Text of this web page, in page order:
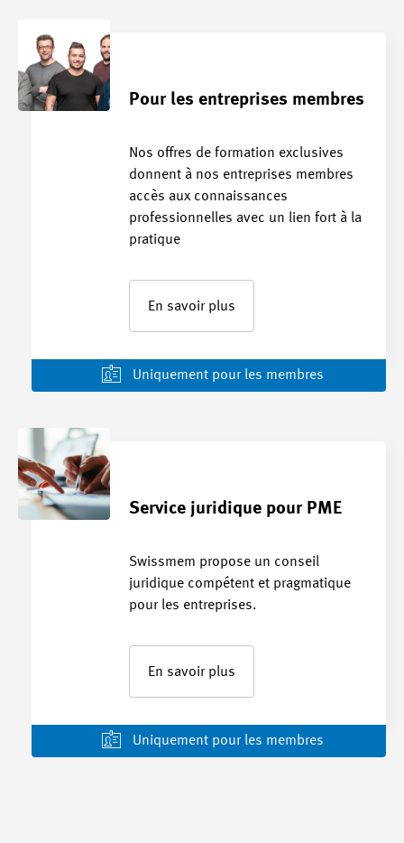
Pour les entreprises membres
Nos offres de formation exclusives
donnent à nos entreprises membres
accès aux connaissances
professionnelles avec un lien fort à la
pratique
En savoir plus
Uniquement pour les membres
Service juridique pour PME
Swissmem propose un conseil
juridique compétent et pragmatique
pour les entreprises.
En savoir plus
Uniquement pour les membres